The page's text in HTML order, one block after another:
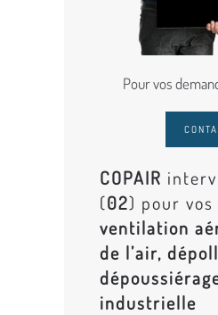
Pour vos
COPAIR
(02) pour vos
ventilation
de l’air,
industrielle